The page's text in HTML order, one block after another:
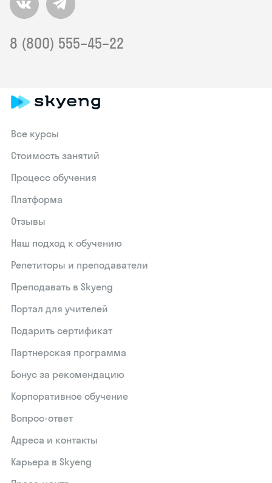
8 (800) 555–45–22
Все курсы
Стоимость занятий
Процесс обучения
Платформа
Отзывы
Наш подход к обучению
Репетиторы и преподаватели
Преподавать в Skyeng
Портал для учителей
Подарить сертификат
Партнерская программа
Бонус за рекомендацию
Корпоративное обучение
Вопрос-ответ
Адреса и контакты
Карьера в Skyeng